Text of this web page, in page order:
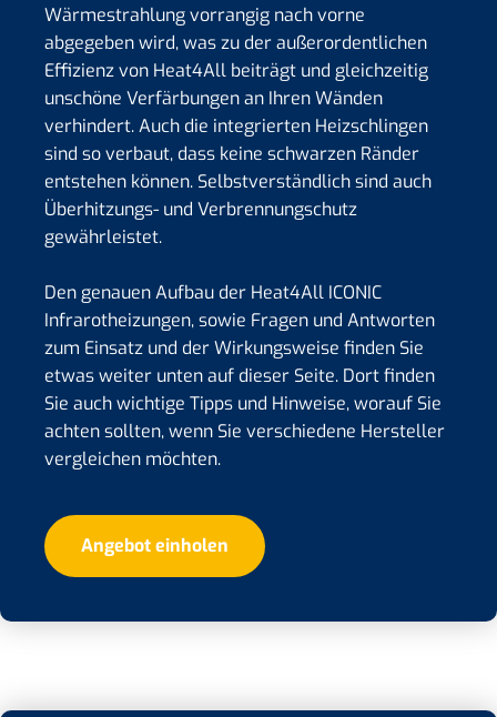
Wärmestrahlung vorrangig nach vorne
abgegeben wird, was zu der außerordentlichen
Effizienz von Heat4All beiträgt und gleichzeitig
unschöne Verfärbungen an Ihren Wänden
verhindert. Auch die integrierten Heizschlingen
sind so verbaut, dass keine schwarzen Ränder
entstehen können. Selbstverständlich sind auch
Überhitzungs- und Verbrennungschutz
gewährleistet.
Den genauen Aufbau der Heat4All ICONIC
Infrarotheizungen, sowie Fragen und Antworten
zum Einsatz und der Wirkungsweise finden Sie
etwas weiter unten auf dieser Seite. Dort finden
Sie auch wichtige Tipps und Hinweise, worauf Sie
achten sollten, wenn Sie verschiedene Hersteller
vergleichen möchten.
Angebot einholen